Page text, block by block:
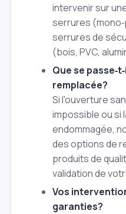
intervenir sur
serrures
serrures de
(bois, PVC,
Que se
remplacée?
Si l'ouverture
impossible ou si
endommagée,
des options de
produits de
validation de
Vos
garanties?